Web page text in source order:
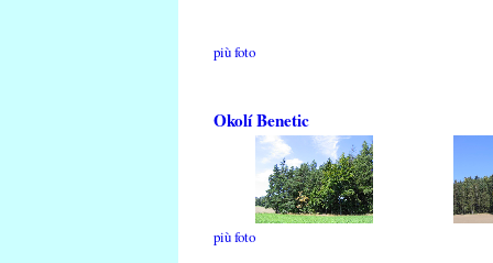
più foto
Okolí Benetic
più foto